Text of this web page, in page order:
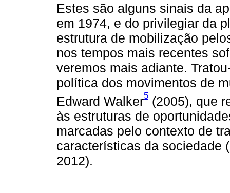
Estes são alguns sinais da
em 1974, e do privilegiar da
estrutura de mobilização
nos tempos mais recentes
veremos mais adiante.
política dos movimentos de
Edward Walker5 (2005), que
às estruturas de
marcadas pelo contexto de
características da sociedade
2012).